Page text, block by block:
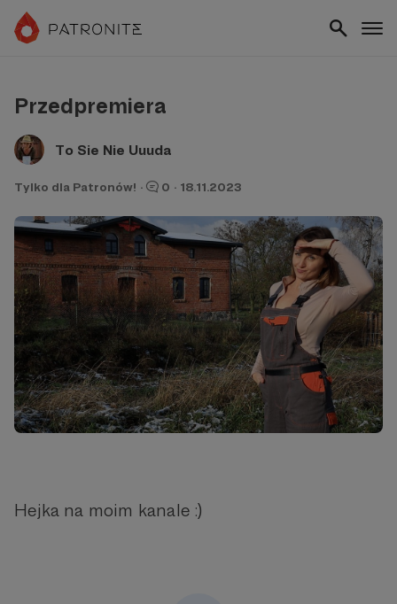
Przedpremiera
To Sie Nie Uuuda
Tylko dla Patronów! · 0 · 18.11.2023
Hejka na moim kanale :)